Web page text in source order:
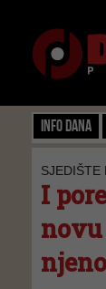
Info dana
SJEDIŠTE
I